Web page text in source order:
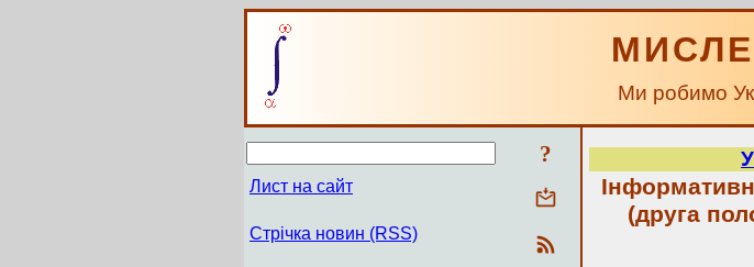
Ми робимо
?
Лист на сайт
Стрічка новин (RSS)
(друга